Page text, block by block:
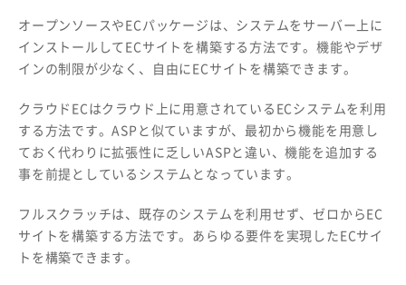
オープンソースやECパッケージは、システムをサーバー上に
インストールしてECサイトを構築する方法です。機能やデザ
インの制限が少なく、自由にECサイトを構築できます。
クラウドECはクラウド上に用意されているECシステムを利用
する方法です。ASPと似ていますが、最初から機能を用意し
ておく代わりに拡張性に乏しいASPと違い、機能を追加する
事を前提としているシステムとなっています。
フルスクラッチは、既存のシステムを利用せず、ゼロからEC
サイトを構築する方法です。あらゆる要件を実現したECサイ
トを構築できます。